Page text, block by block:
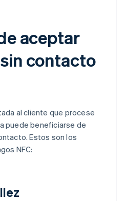
aceptar
contacto
al cliente que procese
puede beneficiarse de
Estos son los
NFC: